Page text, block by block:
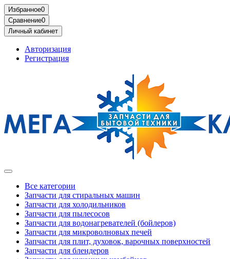
Избранное0
Сравнение0
Личный кабинет
Авторизация
Регистрация
Все категории
Запчасти для стиральных машин
Запчасти для холодильников
Запчасти для пылесосов
Запчасти для водонагревателей (бойлеров)
Запчасти для микроволновых печей
Запчасти для плит, духовок, варочных поверхностей
Запчасти для блендеров